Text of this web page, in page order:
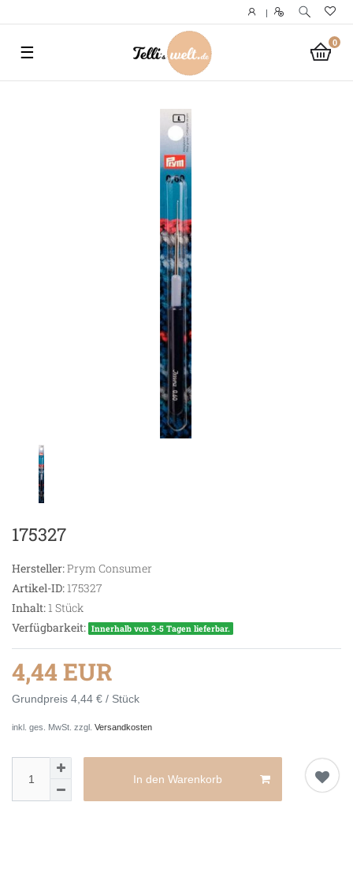
|
0
☰
175327
Hersteller:Prym Consumer
Artikel-ID:175327
Inhalt:1 Stück
Verfügbarkeit: Innerhalb von 3-5 Tagen lieferbar.
4,44 EUR
Grundpreis 4,44 € / Stück
inkl. ges. MwSt. zzgl. Versandkosten
In den Warenkorb